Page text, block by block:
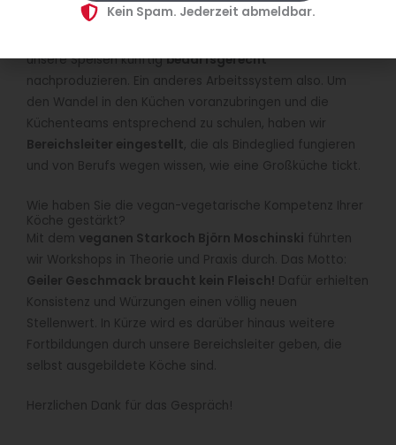
zur Energieeffizienz der Garmethoden. Da wir mehr
unsere Speisen künftigbedarfsgerecht
nachproduzieren. Ein anderes Arbeitssystem also. Um
den Wandel in den Küchen voranzubringen und die
Küchenteams entsprechend zu schulen, haben wir
Bereichsleiter eingestellt, die als Bindeglied fungieren
und von Berufs wegen wissen, wie eine Großküche tickt.
Wie haben Sie die vegan-vegetarische Kompetenz Ihrer
Köche gestärkt?
Mit dem veganen Starkoch Björn Moschinski führten
wir Workshops in Theorie und Praxis durch. Das Motto:
Geiler Geschmack braucht kein Fleisch! Dafür erhielten
Konsistenz und Würzungen einen völlig neuen
Stellenwert. In Kürze wird es darüber hinaus weitere
Fortbildungen durch unsere Bereichsleiter geben, die
selbst ausgebildete Köche sind.
Herzlichen Dank für das Gespräch!
Kein Spam. Jederzeit abmeldbar.